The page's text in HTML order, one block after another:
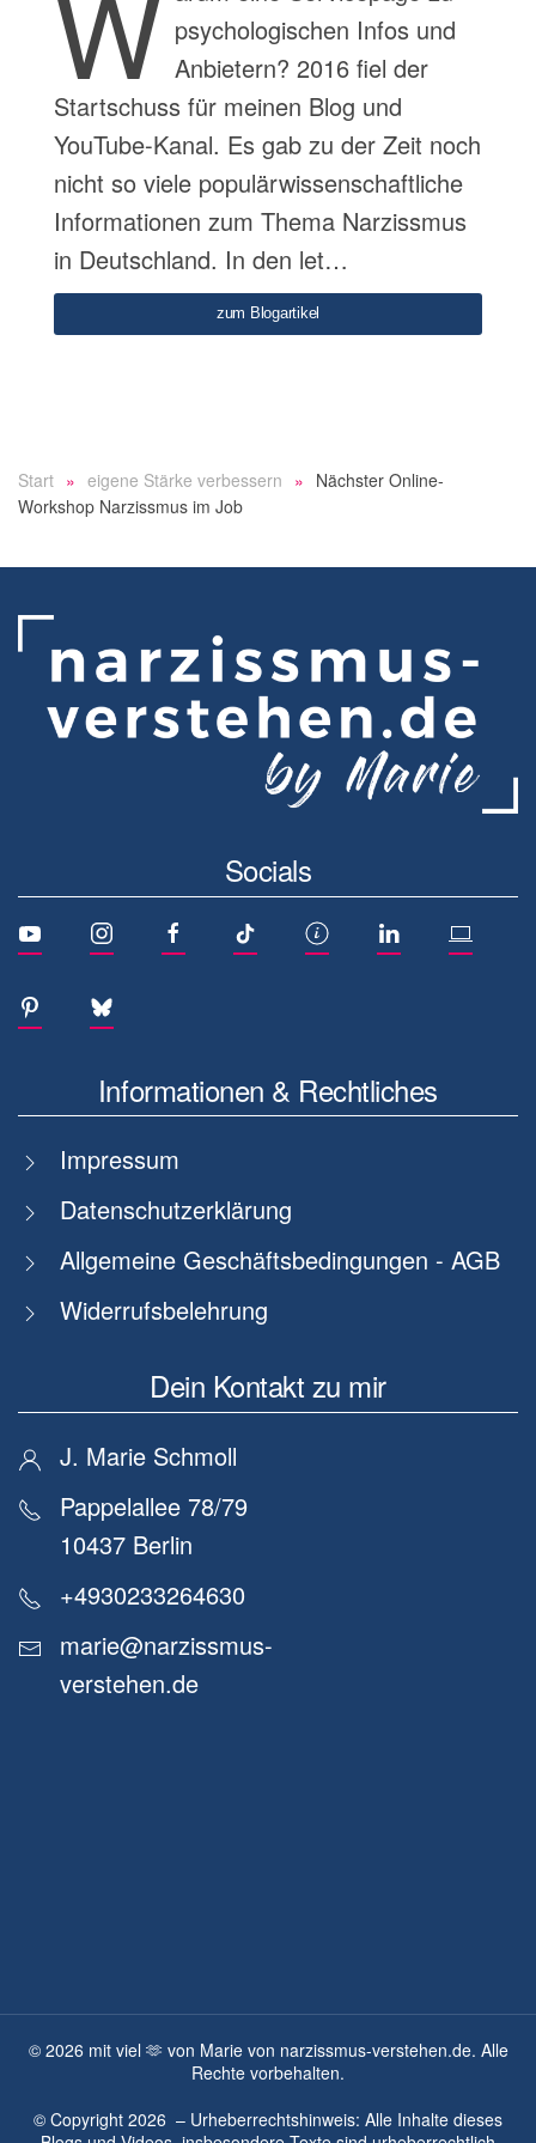
psychologischen Infos und
Anbietern? 2016 fiel der
Startschuss für meinen Blog und
YouTube-Kanal. Es gab zu der Zeit noch
nicht so viele populärwissenschaftliche
Informationen zum Thema Narzissmus
in Deutschland. In den let…
zum Blogartikel
Start eigene Stärke verbessern
Nächster Online-
Workshop Narzissmus im Job
Socials
Informationen & Rechtliches
Impressum
Datenschutzerklärung
Allgemeine Geschäftsbedingungen - AGB
Widerrufsbelehrung
Dein Kontakt zu mir
J. Marie Schmoll
Pappelallee 78/79
10437 Berlin
+4930233264630
marie@narzissmus-
verstehen.de
© 2026 mit viel 🫶 von Marie von narzissmus-verstehen.de. Alle
Rechte vorbehalten.
© Copyright 2026 – Urheberrechtshinweis: Alle Inhalte dieses